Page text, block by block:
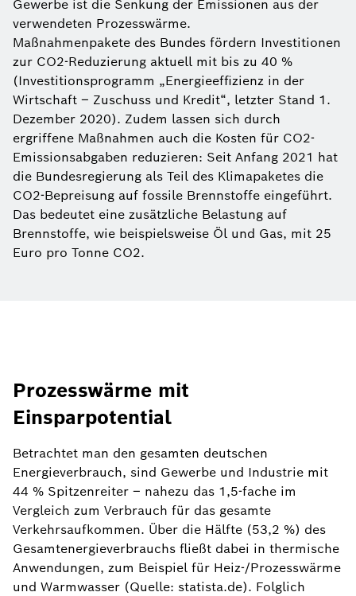
Gewerbe ist die Senkung der Emissionen aus der
verwendeten Prozesswärme.
Maßnahmenpakete des Bundes fördern Investitionen
zur CO2-Reduzierung aktuell mit bis zu 40 %
(Investitionsprogramm „Energieeffizienz in der
Wirtschaft – Zuschuss und Kredit“, letzter Stand 1.
Dezember 2020). Zudem lassen sich durch
ergriffene Maßnahmen auch die Kosten für CO2-
Emissionsabgaben reduzieren: Seit Anfang 2021 hat
die Bundesregierung als Teil des Klimapaketes die
CO2-Bepreisung auf fossile Brennstoffe eingeführt.
Das bedeutet eine zusätzliche Belastung auf
Brennstoffe, wie beispielsweise Öl und Gas, mit 25
Euro pro Tonne CO2.
Prozesswärme mit
Einsparpotential
Betrachtet man den gesamten deutschen
Energieverbrauch, sind Gewerbe und Industrie mit
44 % Spitzenreiter – nahezu das 1,5-fache im
Vergleich zum Verbrauch für das gesamte
Verkehrsaufkommen. Über die Hälfte (53,2 %) des
Gesamtenergieverbrauchs fließt dabei in thermische
Anwendungen, zum Beispiel für Heiz-/Prozesswärme
und Warmwasser (Quelle: statista.de). Folglich